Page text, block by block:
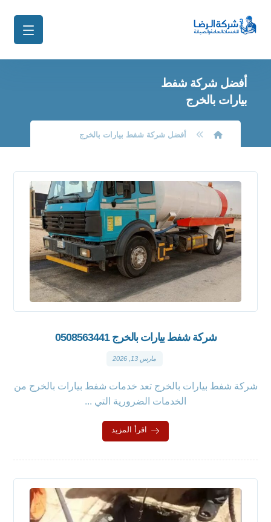
أفضل شركة شفط
بيارات بالخرج
أفضل شركة شفط بيارات بالخرج
شركة شفط بيارات بالخرج 0508563441
مارس 13, 2026
شركة شفط بيارات بالخرج تعد خدمات شفط بيارات بالخرج من
الخدمات الضرورية التي ...
اقرأ المزيد